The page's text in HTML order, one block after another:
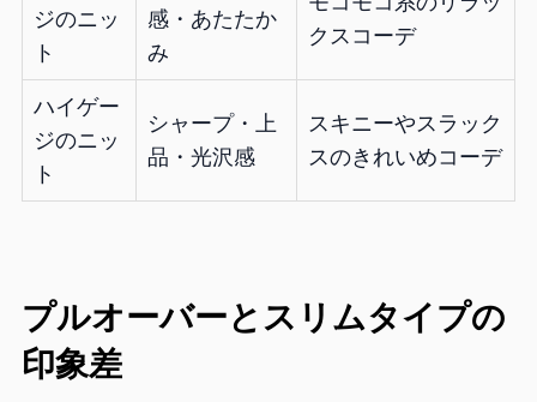
ジのニッ
ト
感・あたたか
み
クスコーデ
ハイゲー
ジのニッ
ト
シャープ・上
品・光沢感
スキニーやスラック
スのきれいめコーデ
プルオーバーとスリムタイプの
印象差